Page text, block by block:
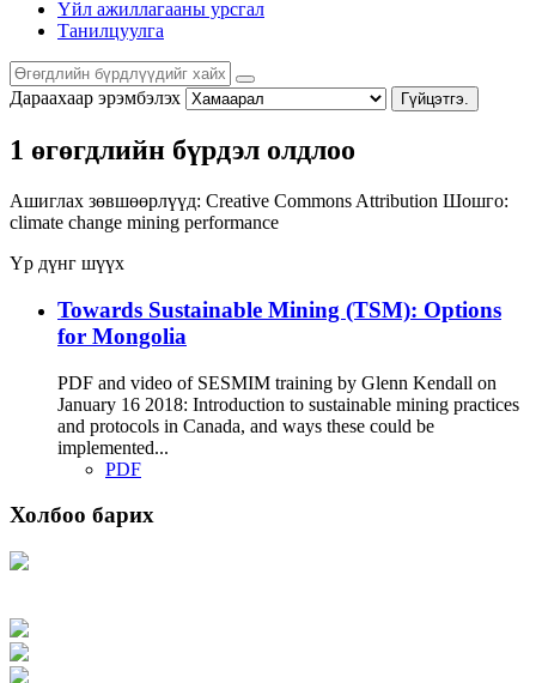
Үйл ажиллагааны урсгал
Танилцуулга
Дараахаар эрэмбэлэх Гүйцэтгэ.
1 өгөгдлийн бүрдэл олдлоо
Ашиглах зөвшөөрлүүд: Creative Commons Attribution Шошго:
climate change mining performance
Үр дүнг шүүх
Towards Sustainable Mining (TSM): Options
for Mongolia
PDF and video of SESMIM training by Glenn Kendall on
January 16 2018: Introduction to sustainable mining practices
and protocols in Canada, and ways these could be
implemented...
PDF
Холбоо барих